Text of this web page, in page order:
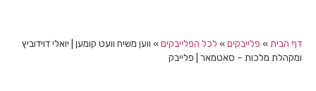
דף הבית » פלייבקים» לכל הפלייבקים» ווען משיח וועט קומען | יואלי דוידוביץ
ומקהלת מלכות – סאטמאר | פלייבק